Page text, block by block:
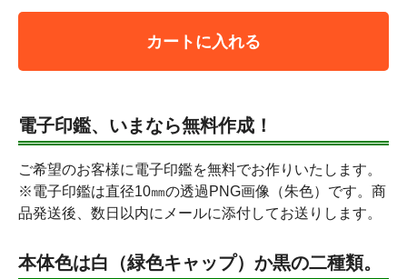
カートに入れる
電子印鑑、いまなら無料作成！
ご希望のお客様に電子印鑑を無料でお作りいたします。
※電子印鑑は直径10㎜の透過PNG画像（朱色）です。商
品発送後、数日以内にメールに添付してお送りします。
本体色は白（緑色キャップ）か黒の二種類。